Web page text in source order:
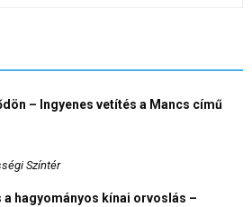
– Ingyenes vetítés a Mancs című
Színtér
a hagyományos kínai orvoslás –